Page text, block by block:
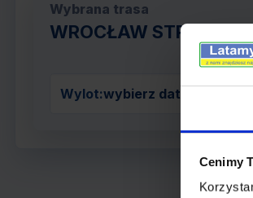
Cenimy
Wybrana trasa
WROCŁAW
Wylot:wybierz datę z